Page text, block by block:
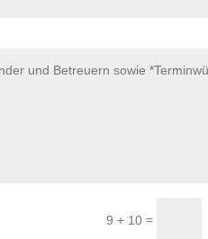
9 + 10=